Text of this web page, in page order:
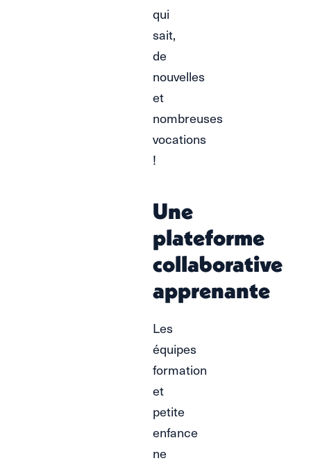
qui
sait,
de
nouvelles
et
nombreuses
vocations
!
Une
plateforme
collaborative
apprenante
Les
équipes
formation
et
petite
enfance
ne